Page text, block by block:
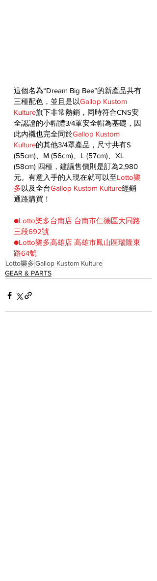
這個名為“Dream Big Bee”的新產品共有
三種配色，並且是以Gallop Kustom
Kulture旗下非常熱銷，同時符合CNS安
全認證的小帽體3/4罩安全帽為基礎，因
此內襯也完全同於Gallop Kustom
Kulture的其他3/4罩產品，尺寸共有S
(55cm)、M (56cm)、L (57cm)、XL
(58cm) 四種，建議售價則是訂為2,980
元。有意入手的人現在就可以至Lotto樂
多以及全台Gallop Kustom Kulture經銷
通路購買！
●Lotto樂多台南店 台南市仁德區大同路
三段692號
●Lotto樂多高雄店 高雄市鳳山區瑞隆東
路64號
Lotto樂多Gallop Kustom Kulture
GEAR & PARTS